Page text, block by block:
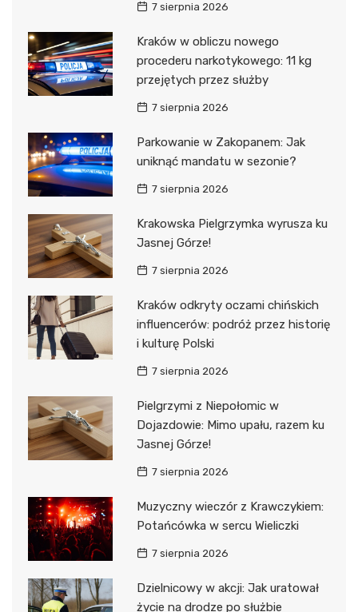
7 sierpnia 2026
Kraków w obliczu nowego
procederu narkotykowego: 11 kg
przejętych przez służby
7 sierpnia 2026
Parkowanie w Zakopanem: Jak
uniknąć mandatu w sezonie?
7 sierpnia 2026
Krakowska Pielgrzymka wyrusza ku
Jasnej Górze!
7 sierpnia 2026
Kraków odkryty oczami chińskich
influencerów: podróż przez historię
i kulturę Polski
7 sierpnia 2026
Pielgrzymi z Niepołomic w
Dojazdowie: Mimo upału, razem ku
Jasnej Górze!
7 sierpnia 2026
Muzyczny wieczór z Krawczykiem:
Potańcówka w sercu Wieliczki
7 sierpnia 2026
Dzielnicowy w akcji: Jak uratował
życie na drodze po służbie